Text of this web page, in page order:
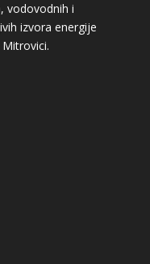
vodovodnih i
izvora energije